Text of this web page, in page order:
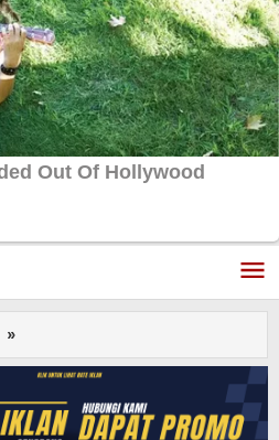
»
DAY,
Kebakaran
Terjadi